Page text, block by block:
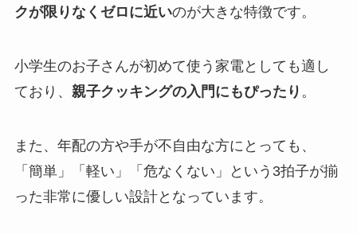
クが限りなくゼロに近いのが大きな特徴です。
小学生のお子さんが初めて使う家電としても適し
ており、 親子クッキングの入門にもぴったり 。
また、年配の方や手が不自由な方にとっても、
「簡単」「軽い」「危なくない」という3拍子が揃
った非常に優しい設計となっています。